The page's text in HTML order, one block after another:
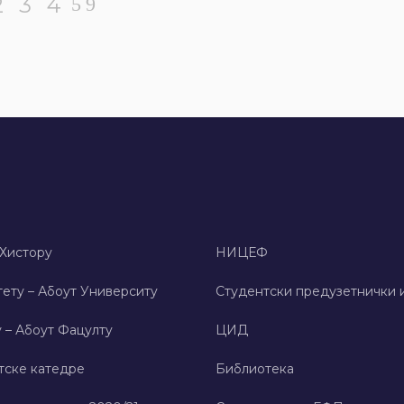
– Абоут Университy
– Абоут Фацултy
катедре
НИЦЕФ
Студентски предузетнички
ЦИД
Библиотека